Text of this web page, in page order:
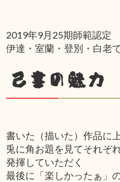
2019年9月25期師範認定
伊達・室蘭・登別・白老
己書の魅力
書いた（描いた）作品に
兎に角お題を見てそれぞ
発揮していただく
最後に「楽しかったぁ」